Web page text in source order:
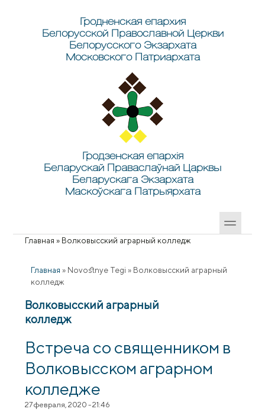
Гродненская епархия
Белорусской Православной Церкви
Белорусского Экзархата
Московского Патриархата
Гродзенская епархія
Беларускай Праваслаўнай Царквы
Беларускага Экзархата
Маскоўскага Патрыярхата
Главная » Волковысский аграрный колледж
Главная » Novostnye Tegi » Волковысский аграрный
колледж
Волковысский аграрный
колледж
Встреча со священником в
Волковысском аграрном
колледже
27 февраля, 2020 - 21:46